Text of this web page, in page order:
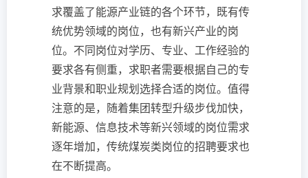
求覆盖了能源产业链的各个环节，既有传
统优势领域的岗位，也有新兴产业的岗
位。不同岗位对学历、专业、工作经验的
要求各有侧重，求职者需要根据自己的专
业背景和职业规划选择合适的岗位。值得
注意的是，随着集团转型升级步伐加快，
新能源、信息技术等新兴领域的岗位需求
逐年增加，传统煤炭类岗位的招聘要求也
在不断提高。